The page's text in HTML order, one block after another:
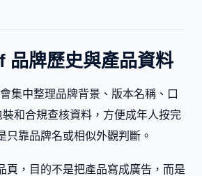
品牌歷史與產品資料
集中整理品牌背景、版本名稱、口
和合規查核資料，方便成年人按完
只靠品牌名或相似外觀判斷。
頁，目的不是把產品寫成廣告，而是